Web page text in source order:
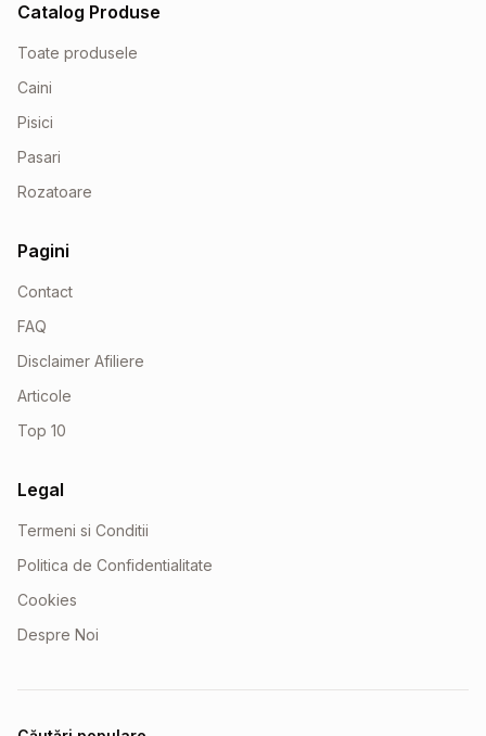
Catalog Produse
Toate produsele
Caini
Pisici
Pasari
Rozatoare
Pagini
Contact
FAQ
Disclaimer Afiliere
Articole
Top 10
Legal
Termeni si Conditii
Politica de Confidentialitate
Cookies
Despre Noi